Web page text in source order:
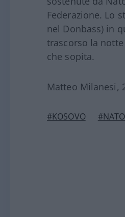
Federazione. Lo
nel Donbass) in
trascorso la
che sopita.
Matteo Milanesi,
#KOSOVO #NATO